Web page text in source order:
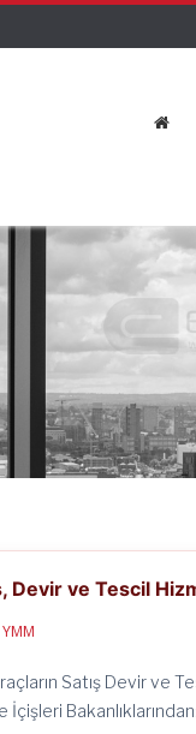
Devir ve Tescil
Satış Devir ve
İçişleri